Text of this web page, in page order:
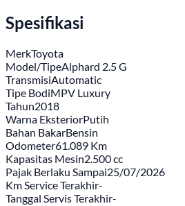
Spesifikasi
MerkToyota
Model/TipeAlphard 2.5 G
TransmisiAutomatic
Tipe BodiMPV Luxury
Tahun2018
Warna EksteriorPutih
Bahan BakarBensin
Odometer61.089 Km
Kapasitas Mesin2.500 cc
Pajak Berlaku Sampai25/07/2026
Km Service Terakhir-
Tanggal Servis Terakhir-